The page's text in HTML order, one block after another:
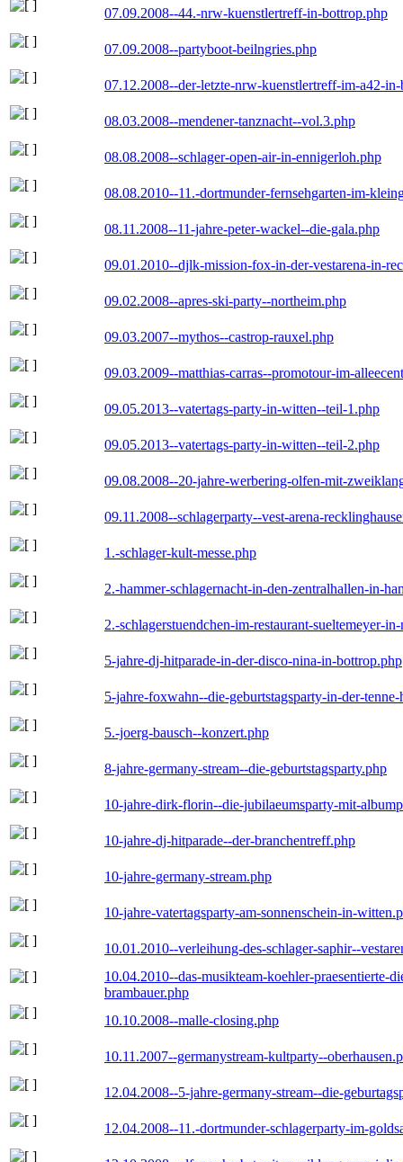
07.09.2008--44.-nrw-kuenstlertreff-in-bottrop.php
07.09.2008--partyboot-beilngries.php
07.12.2008--der-letzte-nrw-kuenstlertreff-im-a42-
08.03.2008--mendener-tanznacht--vol.3.php
08.08.2008--schlager-open-air-in-ennigerloh.php
08.08.2010--11.-dortmunder-fernsehgarten-im-
08.11.2008--11-jahre-peter-wackel--die-gala.php
09.01.2010--djlk-mission-fox-in-der-vestarena-in-
09.02.2008--apres-ski-party--northeim.php
09.03.2007--mythos--castrop-rauxel.php
09.03.2009--matthias-carras--promotour-im-
09.05.2013--vatertags-party-in-witten--teil-1.php
09.05.2013--vatertags-party-in-witten--teil-2.php
09.08.2008--20-jahre-werbering-olfen-mit-
09.11.2008--schlagerparty--vest-arena-
1.-schlager-kult-messe.php
2.-hammer-schlagernacht-in-den-zentralhallen-in-
2.-schlagerstuendchen-im-restaurant-sueltemeyer-
5-jahre-dj-hitparade-in-der-disco-nina-in-bottrop.php
5-jahre-foxwahn--die-geburtstagsparty-in-der-tenne-
5.-joerg-bausch--konzert.php
8-jahre-germany-stream--die-geburtstagsparty.php
10-jahre-dirk-florin--die-jubilaeumsparty-mit-
10-jahre-dj-hitparade--der-branchentreff.php
10-jahre-germany-stream.php
10-jahre-vatertagsparty-am-sonnenschein-in-
10.01.2010--verleihung-des-schlager-saphir--
10.04.2010--das-musikteam-koehler-praesentierte-
brambauer.php
10.10.2008--malle-closing.php
10.11.2007--germanystream-kultparty--
12.04.2008--5-jahre-germany-stream--die-
12.04.2008--11.-dortmunder-schlagerparty-im-